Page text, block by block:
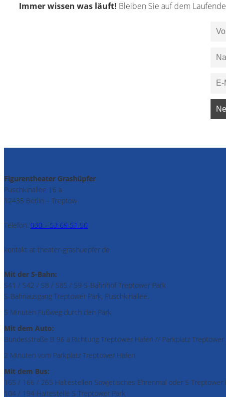
Immer wissen was läuft! Bleiben Sie auf dem
Figurentheater Grashüpfer
Puschkinallee 16 a
12435 Berlin – Treptow
Telefon: 030 – 53 69 51 50
kontakt at theater-grashuepfer.de
Mit der S-Bahn:
S41 / S42 / S8 / S85 / S9 S-Bahnhof Treptower Park
S-Bahnausgang Treptower Park, Puschkinallee.
5 Minuten Fußweg durch den Park
Mit dem Auto:
Bundesstraße B 96 a Richtung Treptower Hafen // Parkplatz Treptower
2 Minuten vom Parkplatz Treptower Hafen
Mit dem Bus:
165 / 166 / 265 Haltestellen Sowjetisches Ehrenmal oder S Treptower
104 / 194 Haltestelle S Treptower Park